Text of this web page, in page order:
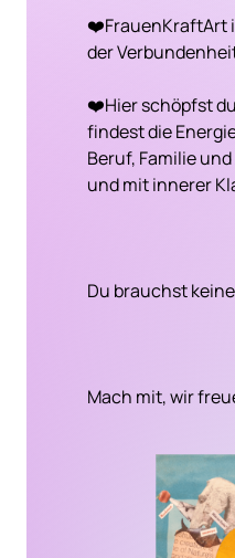
❤️FrauenKraftArt
der
❤️Hier schöpfst
findest die
Beruf, Familie
und mit innerer
Du brauchst
Mach mit, wir